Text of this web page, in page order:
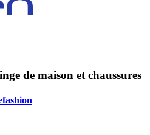
de maison et chaussures